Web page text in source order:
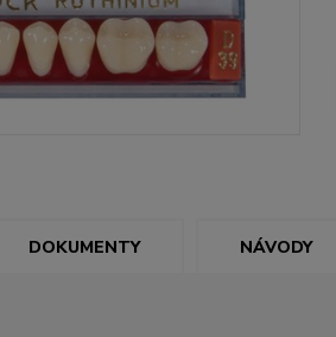
DOKUMENTY NÁVODY